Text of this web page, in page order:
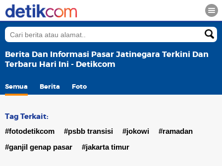
Berita Dan Informasi Pasar Jatinegara Terkini Dan
Terbaru Hari Ini - Detikcom
Semua Berita Foto
Tag Terkait:
#fotodetikcom #psbb transisi #jokowi
#ramadan
#ganjil genap pasar
#jakarta timur